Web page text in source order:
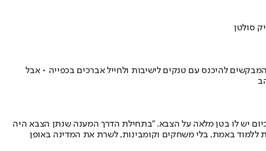
סולטן
להיכנס עם טנקים לישיבות ולחייל אברכים בכפייה • אבל
יש לו בטן מלאה על הצבא. "בתחילת הדרך המענה שנתן הצבא היה
ללמוד באמת, בלי משחקים וקומבינות, לשרת את המדינה באופן